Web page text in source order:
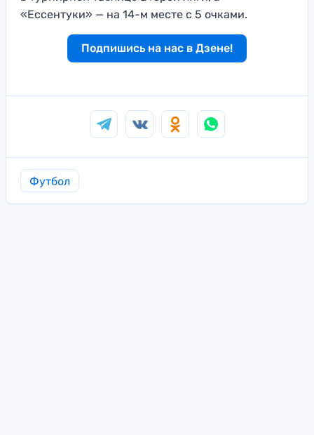
«Ессентуки» — на 14-м месте с 5 очками.
Подпишись на нас в Дзене!
Футбол